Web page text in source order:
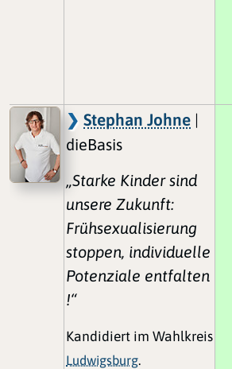
Stephan Johne |
dieBasis
„Starke Kinder sind
unsere Zukunft:
Frühsexualisierung
stoppen, individuelle
Potenziale entfalten
!“
Kandidiert im Wahlkreis
Ludwigsburg.